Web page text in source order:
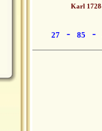
Karl
27 - 85 -